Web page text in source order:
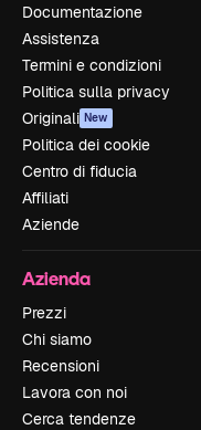
Documentazione
Assistenza
Termini e condizioni
Politica sulla privacy
Originali New
Politica dei cookie
Centro di fiducia
Affiliati
Aziende
Azienda
Prezzi
Chi siamo
Recensioni
Lavora con noi
Cerca tendenze